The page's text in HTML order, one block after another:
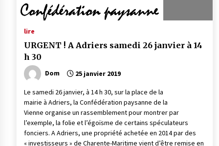
lire
URGENT ! A Adriers samedi 26 janvier à 14
h 30
Dom 25 janvier 2019
Le samedi 26 janvier, à 14 h 30, sur la place de la
mairie à Adriers, la Confédération paysanne de la
Vienne organise un rassemblement pour montrer par
l’exemple, la folie et l’égoïsme de certains spéculateurs
fonciers. A Adriers, une propriété achetée en 2014 par des
« investisseurs » de Charente-Maritime vient d’être remise en